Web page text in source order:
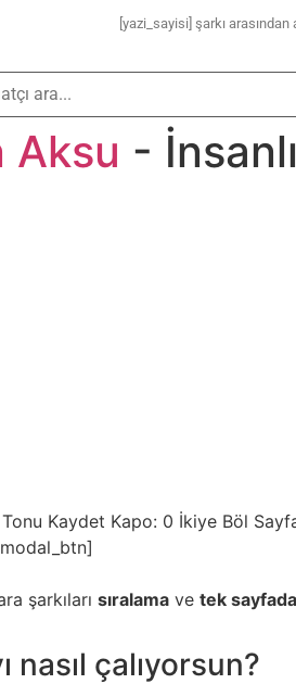
[yazi_sayisi] şarkı
Aksu -
Tonu Kaydet Kapo: 0 İkiye Böl
şarkılarısıralama vetek
nasıl çalıyorsun?